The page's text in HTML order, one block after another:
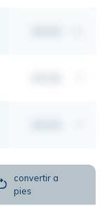
convertir a
pies